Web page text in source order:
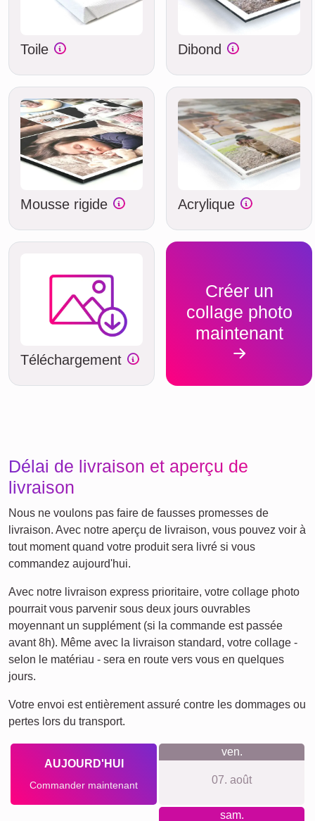
Toile Dibond
Mousse rigide Acrylique
Téléchargement
Créer un
collage photo
maintenant
Délai de livraison et aperçu de
livraison
Nous ne voulons pas faire de fausses promesses de
livraison. Avec notre aperçu de livraison, vous pouvez voir à
tout moment quand votre produit sera livré si vous
commandez aujourd'hui.
Avec notre livraison express prioritaire, votre collage photo
pourrait vous parvenir sous deux jours ouvrables
moyennant un supplément (si la commande est passée
avant 8h). Même avec la livraison standard, votre collage -
selon le matériau - sera en route vers vous en quelques
jours.
Votre envoi est entièrement assuré contre les dommages ou
pertes lors du transport.
AUJOURD'HUI
Commander maintenant
ven.
07. août
sam.